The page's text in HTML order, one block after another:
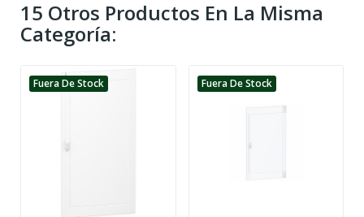
15 Otros Productos En La Misma
Categoría:
Fuera De Stock Fuera De Stock